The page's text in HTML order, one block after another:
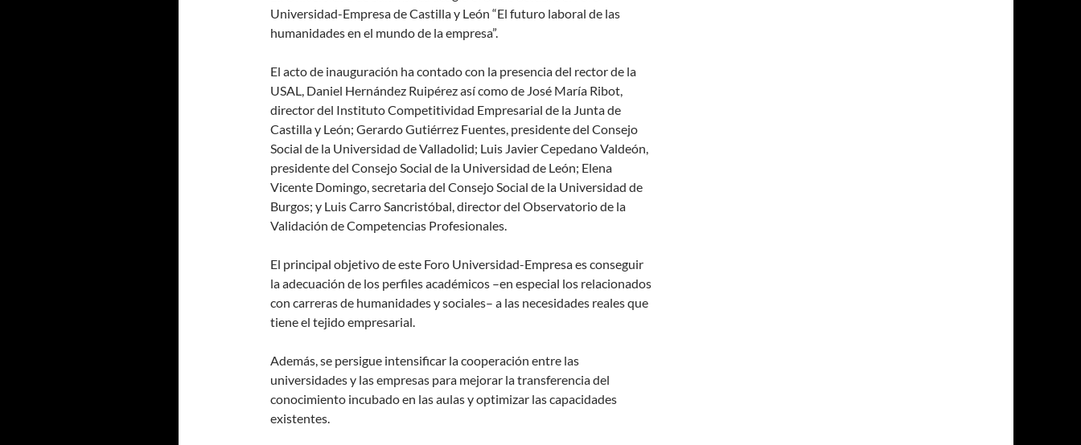
Universidad-Empresa de Castilla y León “El futuro laboral de las
humanidades en el mundo de la empresa”.
El acto de inauguración ha contado con la presencia del rector de la
USAL, Daniel Hernández Ruipérez así como de José María Ribot,
director del Instituto Competitividad Empresarial de la Junta de
Castilla y León; Gerardo Gutiérrez Fuentes, presidente del Consejo
Social de la Universidad de Valladolid; Luis Javier Cepedano Valdeón,
presidente del Consejo Social de la Universidad de León; Elena
Vicente Domingo, secretaria del Consejo Social de la Universidad de
Burgos; y Luis Carro Sancristóbal, director del Observatorio de la
Validación de Competencias Profesionales.
El principal objetivo de este Foro Universidad-Empresa es conseguir
la adecuación de los perfiles académicos –en especial los relacionados
con carreras de humanidades y sociales– a las necesidades reales que
tiene el tejido empresarial.
Además, se persigue intensificar la cooperación entre las
universidades y las empresas para mejorar la transferencia del
conocimiento incubado en las aulas y optimizar las capacidades
existentes.